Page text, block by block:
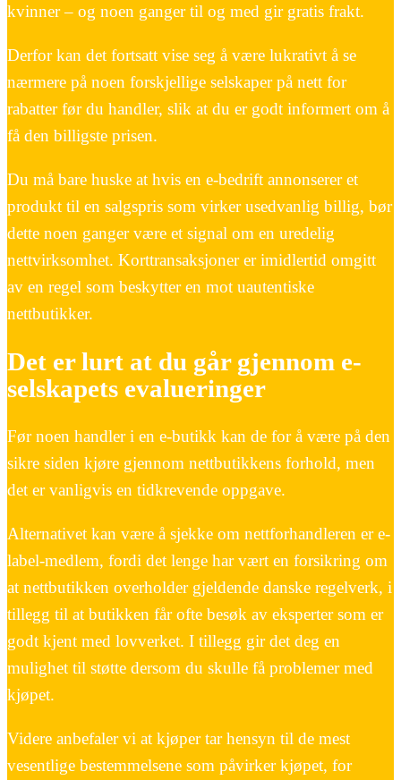
kvinner – og noen ganger til og med gir gratis frakt.
Derfor kan det fortsatt vise seg å være lukrativt å se
nærmere på noen forskjellige selskaper på nett for
rabatter før du handler, slik at du er godt informert om å
få den billigste prisen.
Du må bare huske at hvis en e-bedrift annonserer et
produkt til en salgspris som virker usedvanlig billig, bør
dette noen ganger være et signal om en uredelig
nettvirksomhet. Korttransaksjoner er imidlertid omgitt
av en regel som beskytter en mot uautentiske
nettbutikker.
Det er lurt at du går gjennom e-
selskapets evalueringer
Før noen handler i en e-butikk kan de for å være på den
sikre siden kjøre gjennom nettbutikkens forhold, men
det er vanligvis en tidkrevende oppgave.
Alternativet kan være å sjekke om nettforhandleren er e-
label-medlem, fordi det lenge har vært en forsikring om
at nettbutikken overholder gjeldende danske regelverk, i
tillegg til at butikken får ofte besøk av eksperter som er
godt kjent med lovverket. I tillegg gir det deg en
mulighet til støtte dersom du skulle få problemer med
kjøpet.
Videre anbefaler vi at kjøper tar hensyn til de mest
vesentlige bestemmelsene som påvirker kjøpet, for